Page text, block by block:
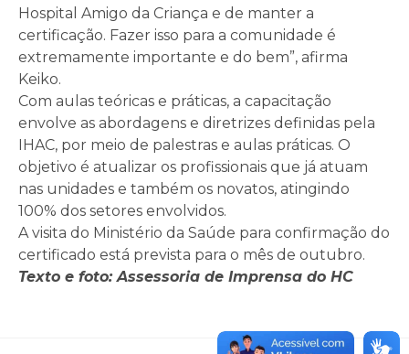
Hospital Amigo da Criança e de manter a
certificação. Fazer isso para a comunidade é
extremamente importante e do bem”, afirma
Keiko.
Com aulas teóricas e práticas, a capacitação
envolve as abordagens e diretrizes definidas pela
IHAC, por meio de palestras e aulas práticas. O
objetivo é atualizar os profissionais que já atuam
nas unidades e também os novatos, atingindo
100% dos setores envolvidos.
A visita do Ministério da Saúde para confirmação do
certificado está prevista para o mês de outubro.
Texto e foto: Assessoria de Imprensa do HC